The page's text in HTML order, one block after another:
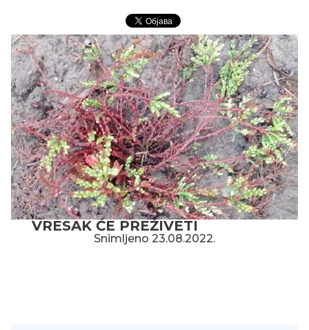
VRESAK ĆE PREŽIVETI
Snimljeno 23.08.2022.